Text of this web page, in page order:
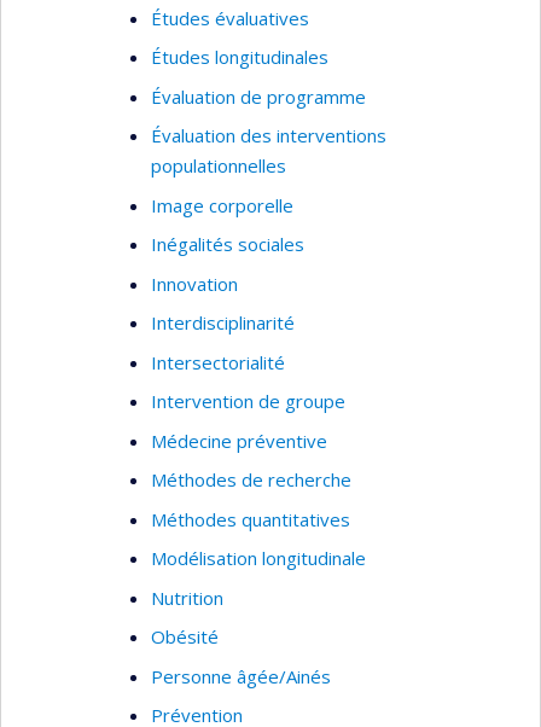
Études évaluatives
Études longitudinales
Évaluation de programme
Évaluation des interventions
populationnelles
Image corporelle
Inégalités sociales
Innovation
Interdisciplinarité
Intersectorialité
Intervention de groupe
Médecine préventive
Méthodes de recherche
Méthodes quantitatives
Modélisation longitudinale
Nutrition
Obésité
Personne âgée/Ainés
Prévention